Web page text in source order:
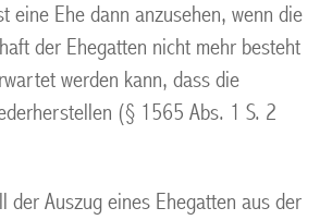
eine Ehe dann anzusehen, wenn die
der Ehegatten nicht mehr besteht
werden kann, dass die
(§ 1565 Abs. 1 S. 2
der Auszug eines Ehegatten aus der